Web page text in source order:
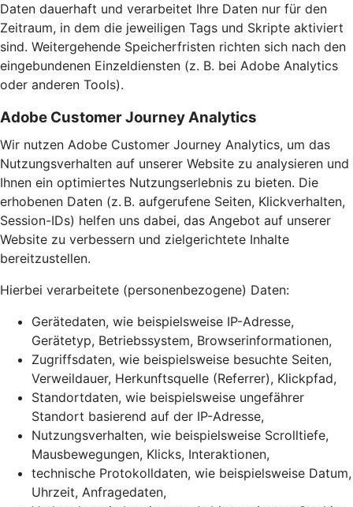
Daten dauerhaft und verarbeitet Ihre Daten nur für den
Zeitraum, in dem die jeweiligen Tags und Skripte aktiviert
sind. Weitergehende Speicherfristen richten sich nach den
eingebundenen Einzeldiensten (z. B. bei Adobe Analytics
oder anderen Tools).
Adobe Customer Journey Analytics
Wir nutzen Adobe Customer Journey Analytics, um das
Nutzungsverhalten auf unserer Website zu analysieren und
Ihnen ein optimiertes Nutzungserlebnis zu bieten. Die
erhobenen Daten (z. B. aufgerufene Seiten, Klickverhalten,
Session-IDs) helfen uns dabei, das Angebot auf unserer
Website zu verbessern und zielgerichtete Inhalte
bereitzustellen.
Hierbei verarbeitete (personenbezogene) Daten:
Gerätedaten, wie beispielsweise IP-Adresse,
Gerätetyp, Betriebssystem, Browserinformationen,
Zugriffsdaten, wie beispielsweise besuchte Seiten,
Verweildauer, Herkunftsquelle (Referrer), Klickpfad,
Standortdaten, wie beispielsweise ungefährer
Standort basierend auf der IP-Adresse,
Nutzungsverhalten, wie beispielsweise Scrolltiefe,
Mausbewegungen, Klicks, Interaktionen,
technische Protokolldaten, wie beispielsweise Datum,
Uhrzeit, Anfragedaten,